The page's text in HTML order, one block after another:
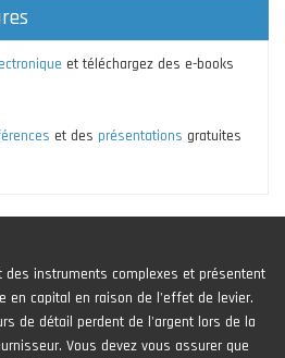
et téléchargez des e-books
et des présentations gratuites
des instruments complexes et présentent
en capital en raison de l'effet de levier.
de détail perdent de l'argent lors de la
Vous devez vous assurer que